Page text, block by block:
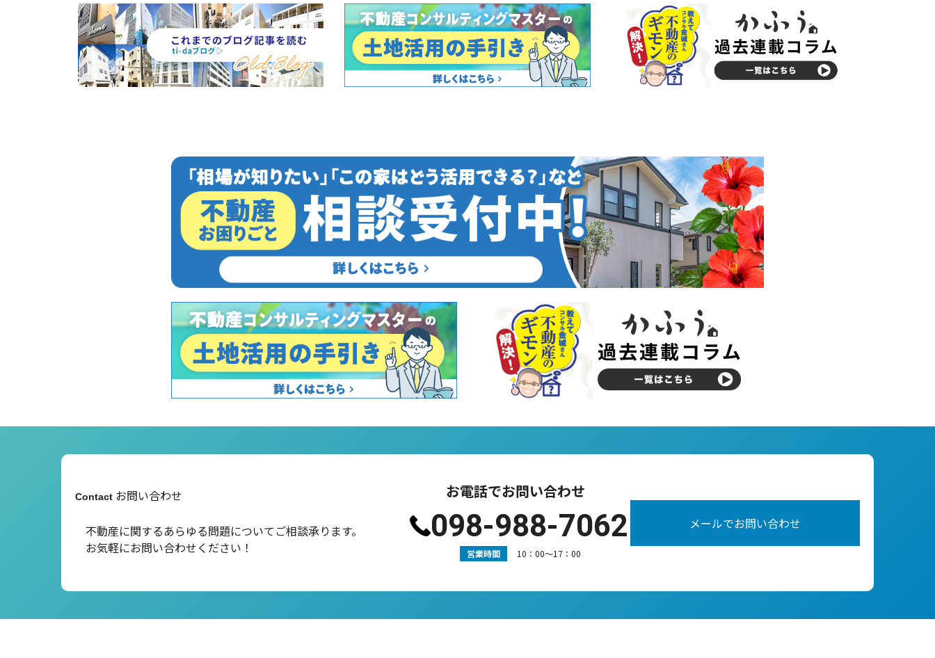
Contact お問い合わせ
不動産に関するあらゆる問題についてご相談承ります。
お気軽にお問い合わせください！
お電話でお問い合わせ
098-988-7062
営業時間 10：00〜17：00
メールでお問い合わせ